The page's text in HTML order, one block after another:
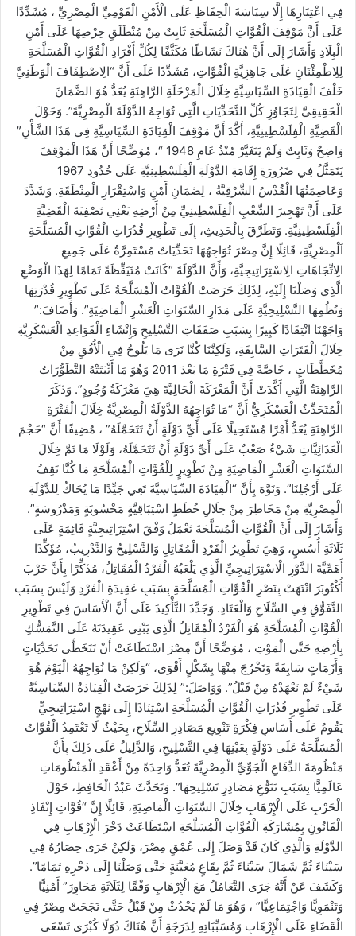
فِي اعْتِبَارِهَا إِلَّا سِيَاسَةَ الْحِفَاظِ عَلَى الْأَمْنِ الْقَوْمِيِّ الْمِصْرِيِّ ، مُشَدِّدًا
عَلَى أَنَّ مَوْقِفَ الْقُوَّاتِ الْمُسَلَّحَةِ ثَابِتٌ مِنْ مُنْطَلَقِ حِرْصِهَا عَلَى أَمْنِ
الْبِلَادِ وَأَشَارَ إِلَى أَنَّ هُنَاكَ نَشَاطًا مُكَثَّفًا لِكُلِّ أَفْرَادِ الْقُوَّاتِ الْمُسَلَّحَةِ
لِلِاطْمِئْنَانِ عَلَى جَاهِزِيَّةِ الْقُوَّاتِ، مُشَدِّدًا عَلَى أَنَّ “الِاصْطِفَافَ الْوَطَنِيَّ
خَلْفَ الْقِيَادَةِ السِّيَاسِيَّةِ خِلَالَ الْمَرْحَلَةِ الرَّاهِنَةِ يُعَدُّ هُوَ الضَّمَانَ
الْحَقِيقِيَّ لِتَجَاوُزِ كُلِّ التَّحَدِّيَاتِ الَّتِي تُوَاجِهُ الدَّوْلَةَ الْمِصْرِيَّةَ”. وَحَوْلَ
الْقَضِيَّةِ الْفِلَسْطِينِيَّةِ، أَكَّدَ أَنَّ مَوْقِفَ الْقِيَادَةِ السِّيَاسِيَّةِ فِي هَذَا الشَّأْنِ”
وَاضِحٌ وَثَابِتٌ وَلَمْ يَتَغَيَّرْ مُنْذُ عَامِ 1948 “، مُوَضِّحًا أَنَّ هَذَا الْمَوْقِفَ
يَتَمَثَّلُ فِي ضَرُورَةِ إِقَامَةِ الدَّوْلَةِ الْفِلَسْطِينِيَّةِ عَلَى حُدُودِ 1967
وَعَاصِمَتُهَا الْقُدْسُ الشَّرْقِيَّةُ ، لِضَمَانِ أَمْنِ وَاسْتِقْرَارِ الْمِنْطَقَةِ. وَشَدَّدَ
عَلَى أَنَّ تَهْجِيرَ الشَّعْبِ الْفِلَسْطِينِيِّ مِنْ أَرْضِهِ يَعْنِي تَصْفِيَةَ الْقَضِيَّةِ
الْفِلَسْطِينِيَّةِ. وَتَطَرَّقَ بِالْحَدِيثِ، إِلَى تَطْوِيرِ قُدُرَاتِ الْقُوَّاتِ الْمُسَلَّحَةِ
اَلْمِصْرِيَّةِ، قَائِلًا إِنَّ مِصْرَ تُوَاجِهُهَا تَحَدِّيَاتٌ مُسْتَمِرَّةٌ عَلَى جَمِيعِ
الِاتِّجَاهَاتِ الِاسْتِرَاتِيجِيَّةِ، وَأَنَّ الدَّوْلَةَ “كَانَتْ مُتَيَقِّظَةً تَمَامًا لِهَذَا الْوَضْعِ
الَّذِي وَصَلْنَا إِلَيْهِ، لِذَلِكَ حَرَصَتْ الْقُوَّاتُ الْمُسَلَّحَةُ عَلَى تَطْوِيرِ قُدْرَتِهَا
وَنُظُمِهَا التَّسْلِيحِيَّةِ عَلَى مَدَارِ السَّنَوَاتِ الْعَشْرِ الْمَاضِيَةِ”. وَأَضَافَ:”
وَاجَهْنَا انْتِقَادًا كَبِيرًا بِسَبَبِ صَفَقَاتِ التَّسْلِيحِ وَإِنْشَاءِ الْقَوَاعِدِ الْعَسْكَرِيَّةِ
خِلَالَ الْفَتَرَاتِ السَّابِقَةِ، وَلَكِنَّنَا كُنَّا نَرَى مَا يَلُوحُ فِي الْأُفُقِ مِنْ
مُخَطَّطَاتٍ ، خَاصَّةً فِي فَتْرَةِ مَا بَعْدَ 2011 وَهُوَ مَا أَثْبَتَتْهُ التَّطَوُّرَاتُ
الرَّاهِنَةُ الَّتِي أَكَّدَتْ أَنَّ الْمَعْرَكَةَ الْحَالِيَّةَ هِيَ مَعْرَكَةُ وُجُودٍ”. وَذَكَرَ
الْمُتَحَدِّثُ الْعَسْكَرِيُّ أَنَّ “مَا تُوَاجِهُهُ الدَّوْلَةُ الْمِصْرِيَّةُ خِلَالَ الْفَتْرَةِ
الرَّاهِنَةِ يُعَدُّ أَمْرًا مُسْتَحِيلًا عَلَى أَيِّ دَوْلَةٍ أَنْ تَتَحَمَّلَهُ” ، مُضِيفًا أَنَّ “حَجْمَ
الْعَدَائِيَّاتِ شَيْءٌ صَعْبٌ عَلَى أَيِّ دَوْلَةٍ أَنْ تَتَحَمَّلَهُ، وَلَوْلَا مَا تَمَّ خِلَالَ
السَّنَوَاتِ الْعَشْرِ الْمَاضِيَةِ مِنْ تَطْوِيرٍ لِلْقُوَّاتِ الْمُسَلَّحَةِ مَا كُنَّا نَقِفُ
عَلَى أَرْجُلِنَا”. وَنَوَّهَ بِأَنَّ “الْقِيَادَةَ السِّيَاسِيَّةَ تَعِي جَيِّدًا مَا يُحَاكُ لِلدَّوْلَةِ
الْمِصْرِيَّةِ مِنْ مَخَاطِرَ مِنْ خِلَالِ خُطَطٍ اسْتِبَاقِيَّةٍ مَحْسُوبَةٍ وَمَدْرُوسَةٍ”.
وَأَشَارَ إِلَى أَنَّ الْقُوَّاتِ الْمُسَلَّحَةَ تَعْمَلُ وَفْقَ اسْتِرَاتِيجِيَّةٍ قَائِمَةٍ عَلَى
ثَلَاثَةِ أُسُسٍ، وَهِيَ تَطْوِيرُ الْفَرْدِ الْمُقَاتِلِ وَالتَّسْلِيحُ وَالتَّدْرِيبُ، مُؤَكِّدًا
أَهَمِّيَّةَ الدَّوْرِ الْاسْتِرَاتِيجِيِّ الَّذِي يَلْعَبُهُ الْفَرْدُ الْمُقَاتِلُ، مُذَكِّرًا بِأَنَّ حَرْبَ
أُكْتُوبَرَ انْتَهَتْ بِنَصْرِ الْقُوَّاتِ الْمُسَلَّحَةِ بِسَبَبِ عَقِيدَةِ الْفَرْدِ وَلَيْسَ بِسَبَبِ
التَّفَوُّقِ فِي السِّلَاحِ وَالْعَتَادِ. وَجَدَّدَ التَّأْكِيدَ عَلَى أَنَّ الْأَسَاسَ فِي تَطْوِيرِ
الْقُوَّاتِ الْمُسَلَّحَةِ هُوَ الْفَرْدُ الْمُقَاتِلُ الَّذِي يَبْنِي عَقِيدَتَهُ عَلَى التَّمَسُّكِ
بِأَرْضِهِ حَتَّى الْمَوْتِ ، مُوَضِّحًا أَنَّ مِصْرَ اسْتَطَاعَتْ أَنْ تَتَخَطَّى تَحَدِّيَاتٍ
وَأَزَمَاتٍ سَابِقَةً وَتَخْرُجَ مِنْهَا بِشَكْلٍ أَقْوَى، “وَلَكِنْ مَا نُوَاجِهُهُ الْيَوْمَ هُوَ
شَيْءٌ لَمْ نَعْهَدْهُ مِنْ قَبْلُ”. وَوَاصَلَ:” لِذَلِكَ حَرَصَتْ الْقِيَادَةُ السِّيَاسِيَّةُ
عَلَى تَطْوِيرِ قُدُرَاتِ الْقُوَّاتِ الْمُسَلَّحَةِ اسْتِنَادًا إِلَى نَهْجٍ اسْتِرَاتِيجِيٍّ
يَقُومُ عَلَى أَسَاسِ فِكْرَةِ تَنْوِيعِ مَصَادِرِ السِّلَاحِ، بِحَيْثُ لَا تَعْتَمِدُ الْقُوَّاتُ
الْمُسَلَّحَةُ عَلَى دَوْلَةٍ بِعَيْنِهَا فِي التَّسْلِيحِ، وَالدَّلِيلُ عَلَى ذَلِكَ بِأَنَّ
مَنْظُومَةَ الدِّفَاعِ الْجَوِّيِّ الْمِصْرِيَّةَ تُعَدُّ وَاحِدَةً مِنْ أَعْقَدِ الْمَنْظُومَاتِ
عَالَمِيًّا بِسَبَبِ تَنَوُّعِ مَصَادِرِ تَسْلِيحِهَا”. وَتَحَدَّثَ عَبْدُ الْحَافِظِ، حَوْلَ
الْحَرْبِ عَلَى الْإِرْهَابِ خِلَالَ السَّنَوَاتِ الْمَاضِيَةِ، قَائِلًا إِنَّ “قُوَّاتِ إِنْفَاذِ
الْقَانُونِ بِمُشَارَكَةِ الْقُوَّاتِ الْمُسَلَّحَةِ اسْتَطَاعَتْ دَحْرَ الْإِرْهَابِ فِي
الدَّوْلَةِ وَالَّذِي كَانَ قَدْ وَصَلَ إِلَى عُمْقِ مِصْرَ، وَلَكِنْ جَرَى حِصَارُهُ فِي
سَيْنَاءَ ثُمَّ شَمَالَ سَيْنَاءَ ثُمَّ بِقَاعٍ مُعَيَّنَةٍ حَتَّى وَصَلْنَا إِلَى دَحْرِهِ تَمَامًا”.
وَكَشَفَ عَنْ أَنَّهُ جَرَى التَّعَامُلُ مَعَ الْإِرْهَابِ وَفْقًا لِثَلَاثَةِ مَحَاوِرَ” أَمْنِيًّا
وَتَنْمَوِيًّا وَاجْتِمَاعِيًّا” ، وَهُوَ مَا لَمْ يَحْدُثْ مِنْ قَبْلُ حَتَّى نَجَحَتْ مِصْرُ فِي
الْقَضَاءِ عَلَى الْإِرْهَابِ وَمُسَبِّبَاتِهِ لِدَرَجَةِ أَنَّ هُنَاكَ دُوَلًا كُبْرَى تَسْعَى